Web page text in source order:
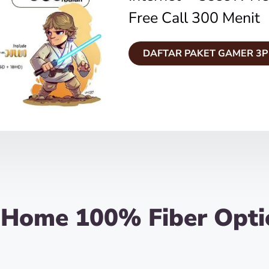
Free Call 300 Menit
DAFTAR PAKET GAMER 3P
100% Fiber